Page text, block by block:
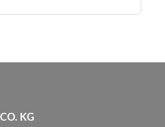
KG